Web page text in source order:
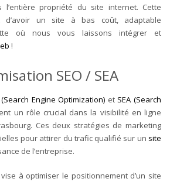
propriété du site internet. Cette
d’avoir un site à bas coût, adaptable
où nous vous laissons intégrer et
!
SEO / SEA
(Search Engine Optimization) et SEA (Search
un rôle crucial dans la visibilité en ligne
Ces deux stratégies de marketing
pour attirer du trafic qualifié sur un site
de l’entreprise.
à optimiser le positionnement d’un site